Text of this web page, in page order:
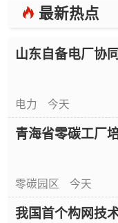
最新热点
山东自备电厂协
电力 今天
青海省零碳工厂
零碳园区 今天
我国首个构网技